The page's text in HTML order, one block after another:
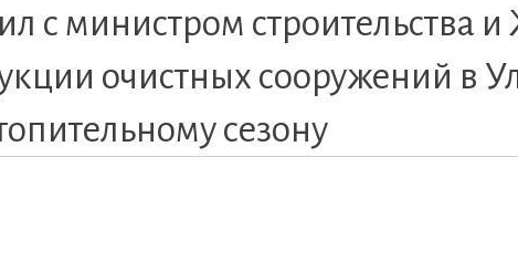
с министром строительства
очистных сооружений в
сезону